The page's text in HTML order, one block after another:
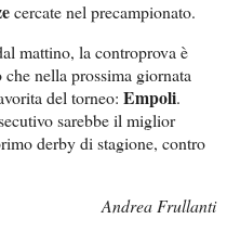
cercate nel precampionato.
mattino, la controprova è
nella prossima giornata
del torneo: Empoli.
sarebbe il miglior
derby di stagione, contro
Andrea Frullanti